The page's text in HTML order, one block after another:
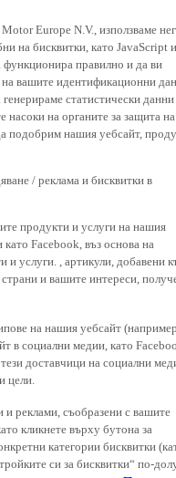
Europe N.V., използваме
на бисквитки, като JavaScript
функционира правилно и да ви
вашите идентификационни
статистически данни
насоки на органите за защита на
подобрим нашия уебсайт,
/ реклама и бисквитки в
продукти и услуги на нашия
Facebook, въз основа на
и услуги. , артикули, добавени
и вашите интереси,
на нашия уебсайт
в социални медии, като
доставчици на социални
цели.
и реклами, съобразени с вашите
кликнете върху бутона за
категории бисквитки
си за бисквитки“ по-